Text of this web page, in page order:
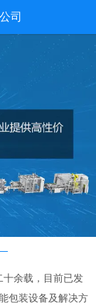
司
余载，目前已发
包装设备及解决方